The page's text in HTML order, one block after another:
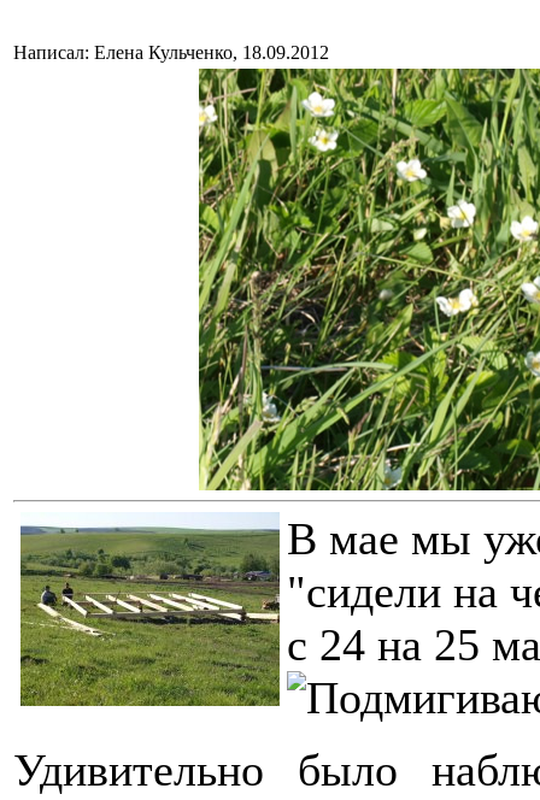
Написал: Елена Кульченко, 18.09.2012
В мае мы
"сидели на
с 24 на 25
Удивительно было